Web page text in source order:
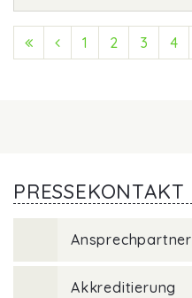
First (Anfang)
Previous (Zurück)
1 2 3 4
PRESSEKONTAKT
Ansprechpartner
Akkreditierung